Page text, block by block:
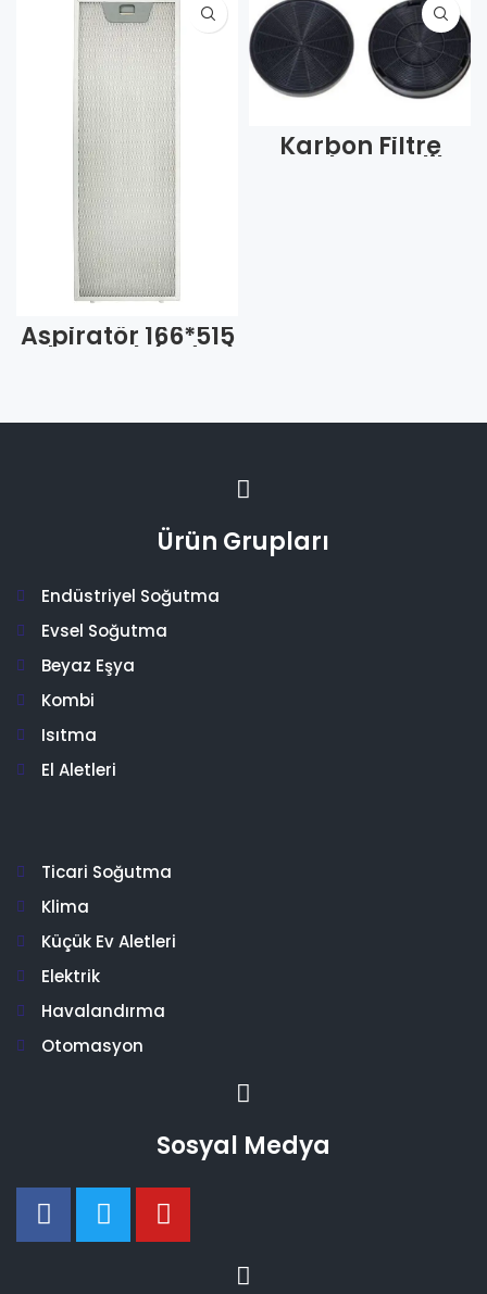
Aspiratör 166*515
Tek Tırnak (Adet)
Karbon Filtre
Franke Arçelik
Ürün Grupları
Endüstriyel Soğutma
Evsel Soğutma
Beyaz Eşya
Kombi
Isıtma
El Aletleri
Ticari Soğutma
Klima
Küçük Ev Aletleri
Elektrik
Havalandırma
Otomasyon
Sosyal Medya